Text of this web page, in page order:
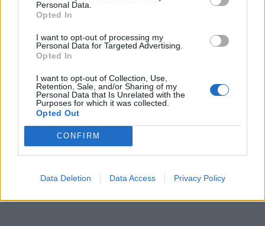
Personal Data.
Opted In
I want to opt-out of processing my
Personal Data for Targeted Advertising.
Opted In
I want to opt-out of Collection, Use,
Retention, Sale, and/or Sharing of my
Personal Data that Is Unrelated with the
Purposes for which it was collected.
Opted Out
CONFIRM
Data Deletion Data Access Privacy Policy
ΥΠΠΟ: Επιχορηγήσεις 1.106.000 ευρώ για την
ενίσχυση των Πολυθεματικών Φεστιβάλ σε όλη την
07/08/2026 - 14:34 ΟΙΚΟΝΟΜΙΑ
αρχείο η υπόθεση των υποκλοπών
07/08/2026 - 14:11 ΕΛΛΑΔΑ
Σαουδική Αραβία, Τουρκία και Πακιστάν
υπογράφουν κοινή αμυντική συμφωνία
07/08/2026 - 13:47 ΚΟΣΜΟΣ